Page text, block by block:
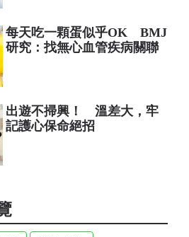
每天吃一顆蛋似乎OK BMJ
研究：找無心血管疾病關聯
出遊不掃興！ 溫差大，牢
記護心保命絕招